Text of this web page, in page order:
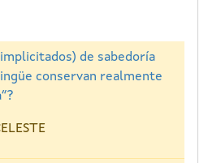
de sabedoría
conservan realmente